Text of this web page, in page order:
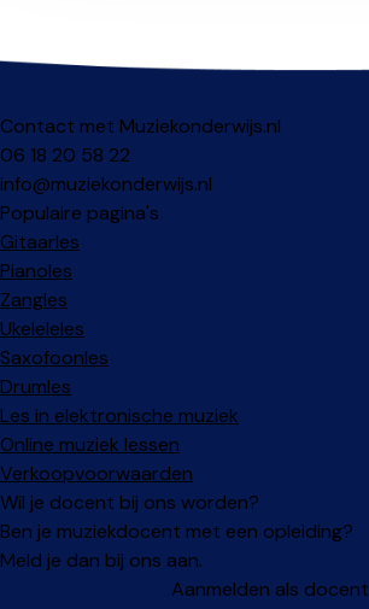
Contact met Muziekonderwijs.nl
06 18 20 58 22
info@muziekonderwijs.nl
Populaire pagina's
Gitaarles
Pianoles
Zangles
Ukeleleles
Saxofoonles
Drumles
Les in elektronische muziek
Online muziek lessen
Verkoopvoorwaarden
Wil je docent bij ons worden?
Ben je muziekdocent met een opleiding?
Meld je dan bij ons aan.
Aanmelden als docent